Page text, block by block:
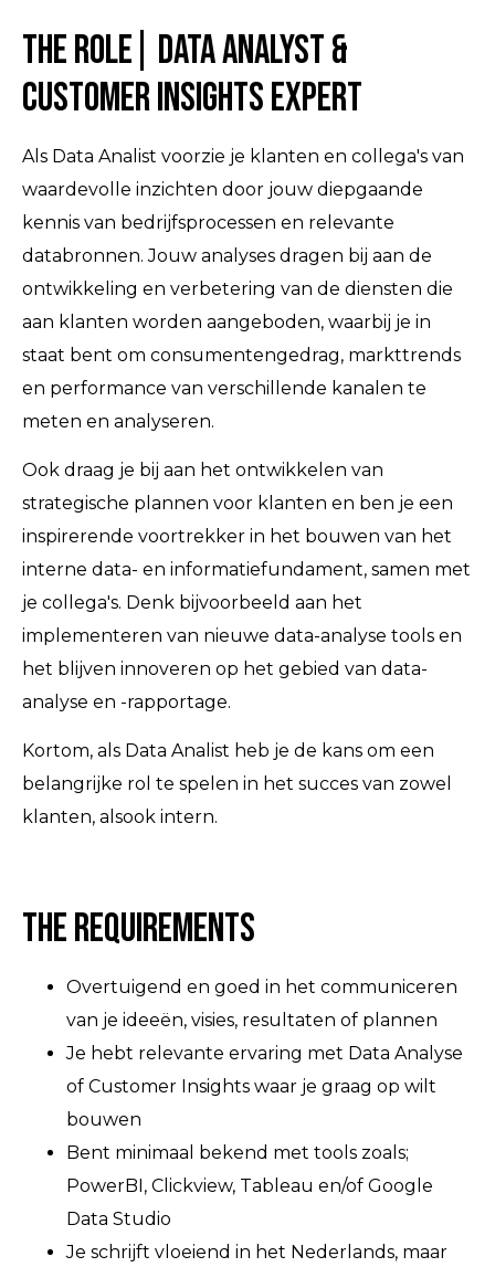
The Role| Data Analyst &
Customer Insights Expert
Als Data Analist voorzie je klanten en collega's van
waardevolle inzichten door jouw diepgaande
kennis van bedrijfsprocessen en relevante
databronnen. Jouw analyses dragen bij aan de
ontwikkeling en verbetering van de diensten die
aan klanten worden aangeboden, waarbij je in
staat bent om consumentengedrag, markttrends
en performance van verschillende kanalen te
meten en analyseren.
Ook draag je bij aan het ontwikkelen van
strategische plannen voor klanten en ben je een
inspirerende voortrekker in het bouwen van het
interne data- en informatiefundament, samen met
je collega's. Denk bijvoorbeeld aan het
implementeren van nieuwe data-analyse tools en
het blijven innoveren op het gebied van data-
analyse en -rapportage.
Kortom, als Data Analist heb je de kans om een
belangrijke rol te spelen in het succes van zowel
klanten, alsook intern.
The Requirements
Overtuigend en goed in het communiceren
van je ideeën, visies, resultaten of plannen
Je hebt relevante ervaring met Data Analyse
of Customer Insights waar je graag op wilt
bouwen
Bent minimaal bekend met tools zoals;
PowerBI, Clickview, Tableau en/of Google
Data Studio
Je schrijft vloeiend in het Nederlands, maar